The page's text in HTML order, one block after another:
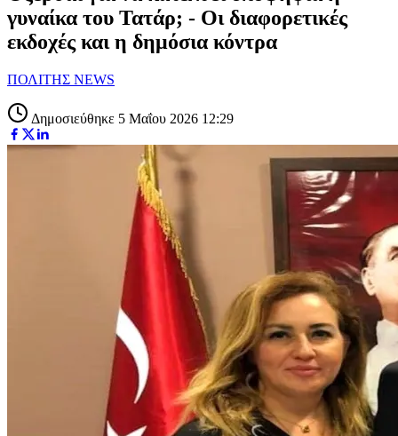
γυναίκα του Τατάρ; - Οι διαφορετικές
εκδοχές και η δημόσια κόντρα
ΠΟΛΙΤΗΣ NEWS
Δημοσιεύθηκε 5 Μαΐου 2026 12:29